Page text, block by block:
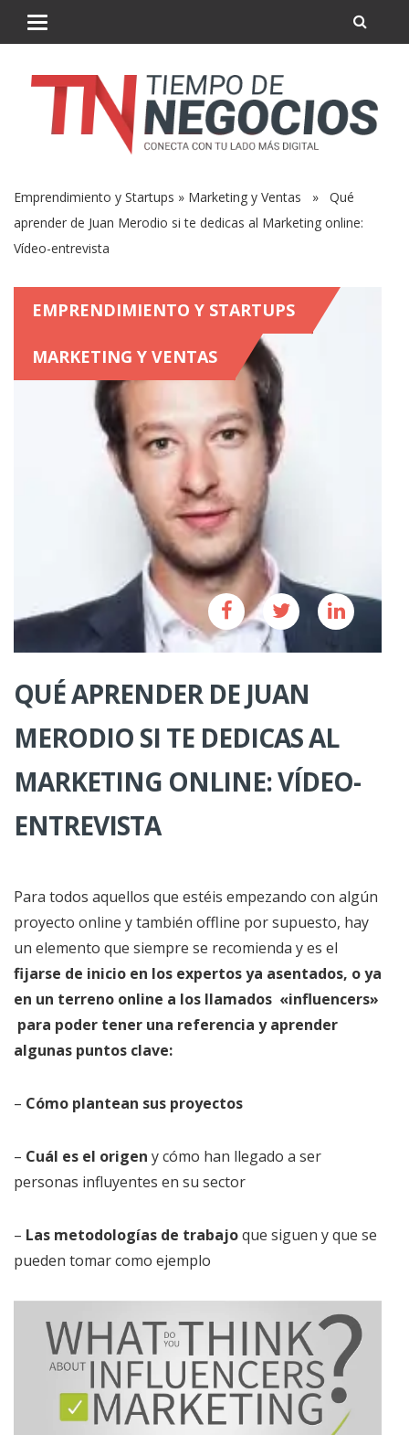
Emprendimiento y Startups » Marketing y Ventas » Qué
aprender de Juan Merodio si te dedicas al Marketing online:
Vídeo-entrevista
EMPRENDIMIENTO Y STARTUPS
MARKETING Y VENTAS
QUÉ APRENDER DE JUAN
MERODIO SI TE DEDICAS AL
MARKETING ONLINE: VÍDEO-
ENTREVISTA
Para todos aquellos que estéis empezando con algún
proyecto online y también offline por supuesto, hay
un elemento que siempre se recomienda y es el
fijarse de inicio en los expertos ya asentados, o ya
en un terreno online a los llamados «influencers»
para poder tener una referencia y aprender
algunas puntos clave:
– Cómo plantean sus proyectos
– Cuál es el origen y cómo han llegado a ser
personas influyentes en su sector
– Las metodologías de trabajoque siguen y que se
pueden tomar como ejemplo